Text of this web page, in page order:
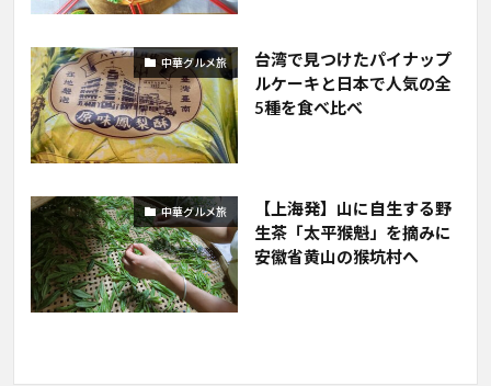
中華グルメ旅
台湾で見つけたパイナップ
ルケーキと日本で人気の全
5種を食べ比べ
中華グルメ旅
【上海発】山に自生する野
生茶「太平猴魁」を摘みに
安徽省黄山の猴坑村へ